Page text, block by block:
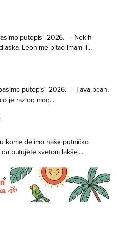
putopis" 2026. — Nekih
Leon me pitao imam li...
putopis" 2026. — Fava bean,
je razlog mog...
kome delimo naše putničko
putujete svetom lakše,...